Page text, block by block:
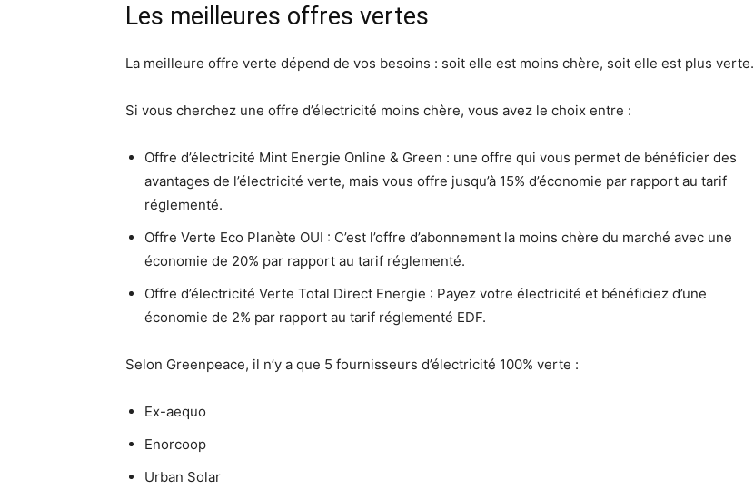
Les meilleures offres vertes
La meilleure offre verte dépend de vos besoins : soit elle est moins chère, soit elle est plus verte.
Si vous cherchez une offre d’électricité moins chère, vous avez le choix entre :
Offre d’électricité Mint Energie Online & Green : une offre qui vous permet de bénéficier des
avantages de l’électricité verte, mais vous offre jusqu’à 15% d’économie par rapport au tarif
réglementé.
Offre Verte Eco Planète OUI : C’est l’offre d’abonnement la moins chère du marché avec une
économie de 20% par rapport au tarif réglementé.
Offre d’électricité Verte Total Direct Energie : Payez votre électricité et bénéficiez d’une
économie de 2% par rapport au tarif réglementé EDF.
Selon Greenpeace, il n’y a que 5 fournisseurs d’électricité 100% verte :
Ex-aequo
Enorcoop
Urban Solar